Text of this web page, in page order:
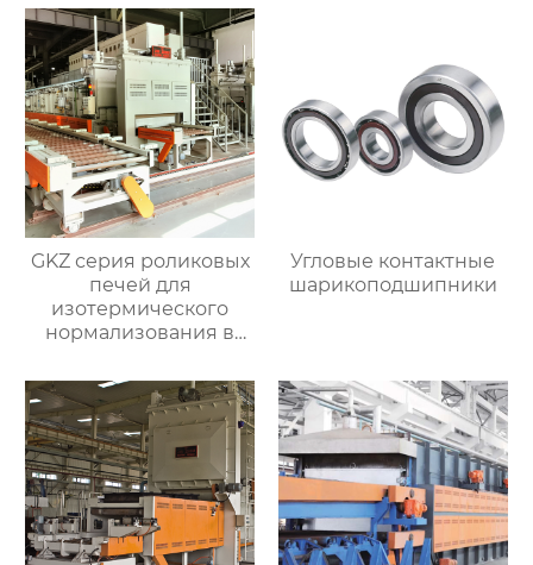
GKZ серия роликовых
печей для
изотермического
нормализования в
процессе
Угловые контактные
шарикоподшипники